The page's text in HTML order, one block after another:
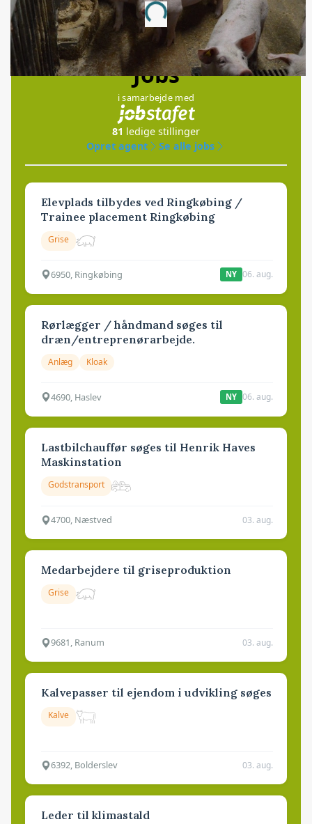
Loading...
Jobs
i samarbejde med
81 ledige stillinger
Opret agent
Se alle jobs
Elevplads tilbydes ved Ringkøbing /
Trainee placement Ringkøbing
Grise
6950, Ringkøbing NY 06. aug.
Rørlægger / håndmand søges til
dræn/entreprenørarbejde.
Anlæg Kloak
4690, Haslev NY 06. aug.
Lastbilchauffør søges til Henrik Haves
Maskinstation
Godstransport
4700, Næstved 03. aug.
Medarbejdere til griseproduktion
Grise
9681, Ranum 03. aug.
Kalvepasser til ejendom i udvikling søges
Kalve
6392, Bolderslev 03. aug.
Leder til klimastald